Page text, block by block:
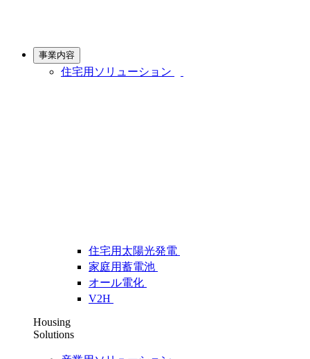
事業内容
住宅用ソリューション
住宅用太陽光発電
家庭用蓄電池
オール電化
V2H
Housing
Solutions